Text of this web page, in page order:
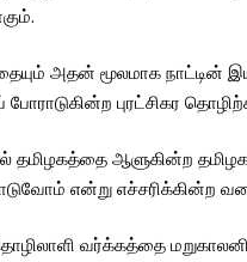
அதன் மூலமாக நாட்டின்
போராடுகின்ற புரட்சிகர
ஆளுகின்ற தமிழக
என்று
வர்க்கத்தை